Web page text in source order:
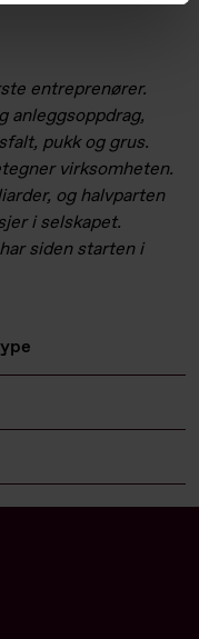
entreprenører.
anleggsoppdrag,
pukk og grus.
virksomheten.
og halvparten
i selskapet.
siden starten i